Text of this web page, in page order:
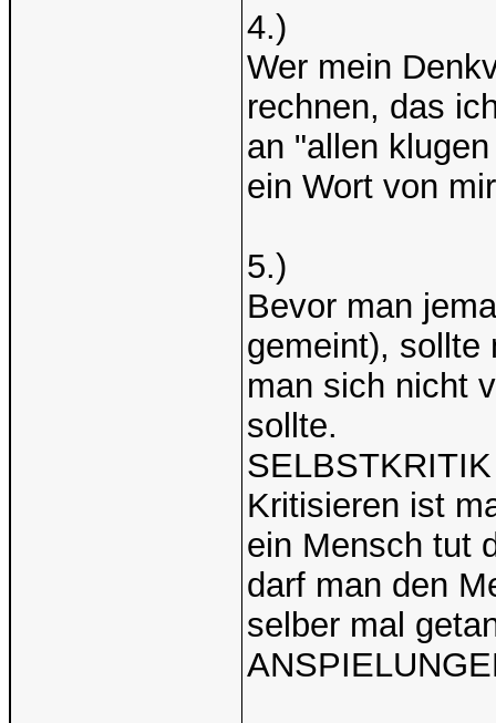
4.)
Wer mein
rechnen, das
an "allen
ein Wort von
5.)
Bevor man
gemeint), sollte
man sich nicht
sollte.
Kritisieren ist
ein Mensch tut
darf man den
selber mal